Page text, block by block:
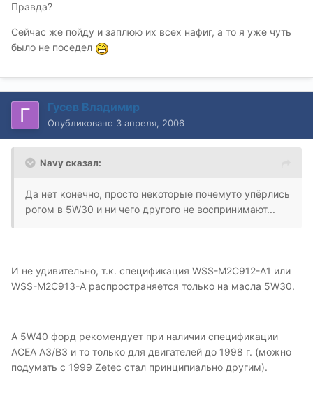
Правда?
Сейчас же пойду и заплюю их всех нафиг, а то я уже чуть
было не поседел
Гусев Владимир
Опубликовано 3 апреля, 2006
Navy сказал:
Да нет конечно, просто некоторые почемуто упёрлись
рогом в 5W30 и ни чего другого не воспринимают...
И не удивительно, т.к. спецификация WSS-M2C912-A1 или
WSS-M2C913-А распространяется только на масла 5W30.
А 5W40 форд рекомендует при наличии спецификации
ACEA A3/B3 и то только для двигателей до 1998 г. (можно
подумать с 1999 Zetec стал принципиально другим).